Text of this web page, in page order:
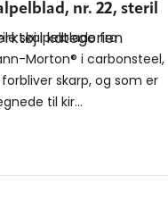
i kategorien
nr. 22, steril
skalpelblade fra
Morton® i carbonsteel,
skarp, og som er
til kir...